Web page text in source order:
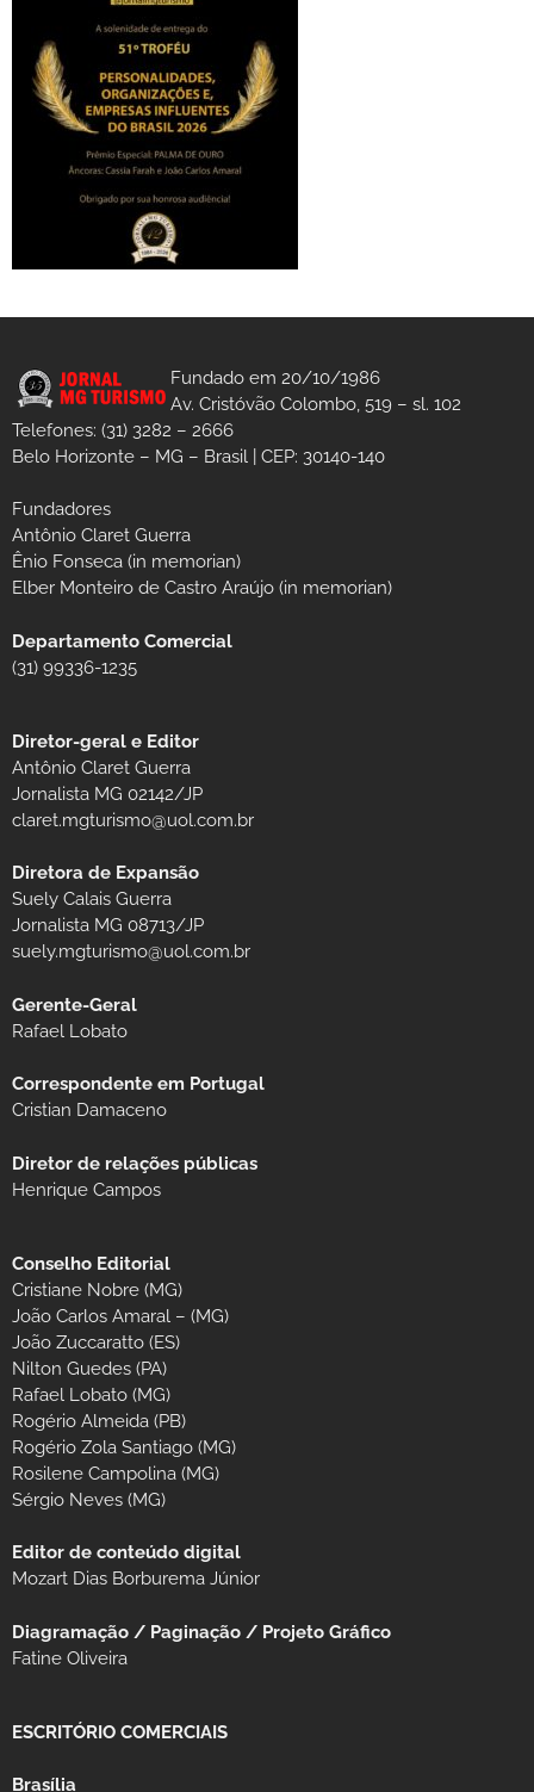
Fundado em 20/10/1986
Av. Cristóvão Colombo, 519 – sl. 102
Telefones: (31) 3282 – 2666
Belo Horizonte – MG – Brasil | CEP: 30140-140
Fundadores
Antônio Claret Guerra
Ênio Fonseca (in memorian)
Elber Monteiro de Castro Araújo (in memorian)
Departamento Comercial
(31) 99336-1235
Diretor-geral e Editor
Antônio Claret Guerra
Jornalista MG 02142/JP
claret.mgturismo@uol.com.br
Diretora de Expansão
Suely Calais Guerra
Jornalista MG 08713/JP
suely.mgturismo@uol.com.br
Gerente-Geral
Rafael Lobato
Correspondente em Portugal
Cristian Damaceno
Diretor de relações públicas
Henrique Campos
Conselho Editorial
Cristiane Nobre (MG)
João Carlos Amaral – (MG)
João Zuccaratto (ES)
Nilton Guedes (PA)
Rafael Lobato (MG)
Rogério Almeida (PB)
Rogério Zola Santiago (MG)
Rosilene Campolina (MG)
Sérgio Neves (MG)
Editor de conteúdo digital
Mozart Dias Borburema Júnior
Diagramação / Paginação / Projeto Gráfico
Fatine Oliveira
ESCRITÓRIO COMERCIAIS
Brasília